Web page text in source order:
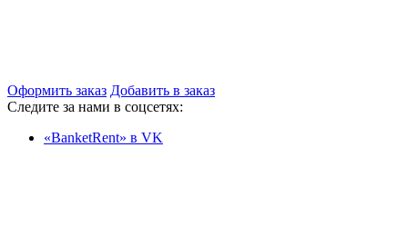
Оформить заказ Добавить в заказ
Следите за нами в соцсетях:
«BanketRent» в VK